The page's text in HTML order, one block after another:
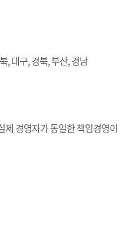
, 대구, 경북, 부산, 경남
제 경영자가 동일한 책임경영이